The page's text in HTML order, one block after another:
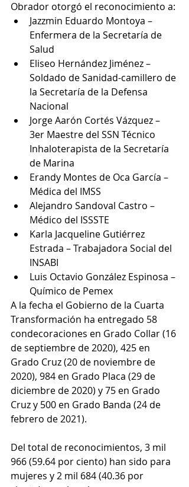
Obrador otorgó el reconocimiento a:
Jazzmin Eduardo Montoya –
Enfermera de la Secretaría de
Salud
Eliseo Hernández Jiménez –
Soldado de Sanidad-camillero de
la Secretaría de la Defensa
Nacional
Jorge Aarón Cortés Vázquez –
3er Maestre del SSN Técnico
Inhaloterapista de la Secretaría
de Marina
Erandy Montes de Oca García –
Médica del IMSS
Alejandro Sandoval Castro –
Médico del ISSSTE
Karla Jacqueline Gutiérrez
Estrada – Trabajadora Social del
INSABI
Luis Octavio González Espinosa –
Químico de Pemex
A la fecha el Gobierno de la Cuarta
Transformación ha entregado 58
condecoraciones en Grado Collar (16
de septiembre de 2020), 425 en
Grado Cruz (20 de noviembre de
2020), 984 en Grado Placa (29 de
diciembre de 2020) y 75 en Grado
Cruz y 500 en Grado Banda (24 de
febrero de 2021).
Del total de reconocimientos, 3 mil
966 (59.64 por ciento) han sido para
mujeres y 2 mil 684 (40.36 por